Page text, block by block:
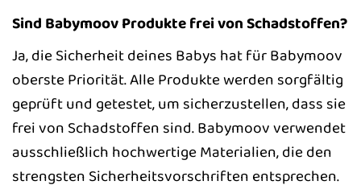
Sind Babymoov Produkte frei von Schadstoffen?
Ja, die Sicherheit deines Babys hat für Babymoov
oberste Priorität. Alle Produkte werden sorgfältig
geprüft und getestet, um sicherzustellen, dass sie
frei von Schadstoffen sind. Babymoov verwendet
ausschließlich hochwertige Materialien, die den
strengsten Sicherheitsvorschriften entsprechen.